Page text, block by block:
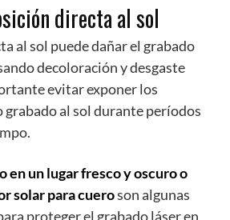
directa al sol
al sol puede dañar el grabado
decoloración y desgaste
evitar exponer los
grabado al sol durante períodos
en un lugar fresco y oscuro o
solar para cueroson algunas
proteger el grabado láser en